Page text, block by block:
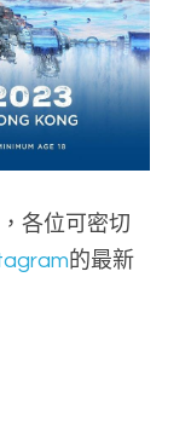
的最新